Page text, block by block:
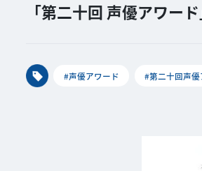
「第二十回 声優アワー
#声優アワード #第二十回声優